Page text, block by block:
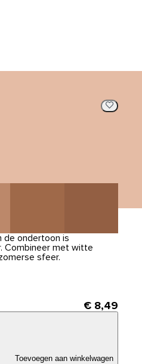
de ondertoon is
Combineer met witte
sfeer.
€ 8,49
Toevoegen aan winkelwagen